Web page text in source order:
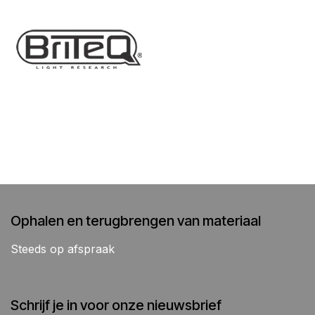
Ophalen en terugbrengen van materiaal
Steeds op afspraak
Schrijf je in voor onze nieuwsbrief